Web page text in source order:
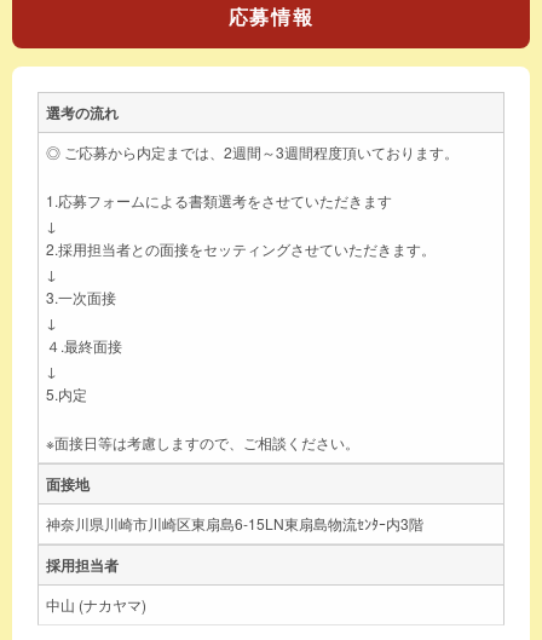
応募情報
選考の流れ
◎ ご応募から内定までは、2週間～3週間程度頂いております。
1.応募フォームによる書類選考をさせていただきます
↓
2.採用担当者との面接をセッティングさせていただきます。
↓
3.一次面接
↓
４.最終面接
↓
5.内定
※面接日等は考慮しますので、ご相談ください。
面接地
神奈川県川崎市川崎区東扇島6-15LN東扇島物流ｾﾝﾀｰ内3階
採用担当者
中山 (ナカヤマ)